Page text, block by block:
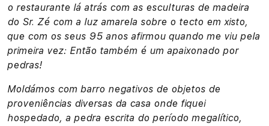
o restaurante lá atrás com as esculturas de madeira
do Sr. Zé com a luz amarela sobre o tecto em xisto,
que com os seus 95 anos afirmou quando me viu pela
primeira vez: Então também é um apaixonado por
pedras!
Moldámos com barro negativos de objetos de
proveniências diversas da casa onde fiquei
hospedado, a pedra escrita do período megalítico,